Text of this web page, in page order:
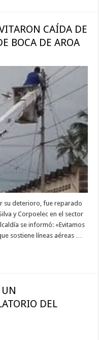
CAÍDA DE
BOCA DE AROA
su deterioro, fue reparado
y Corpoelec en el sector
se informó: «Evitamos
sostiene líneas aéreas …
DEL